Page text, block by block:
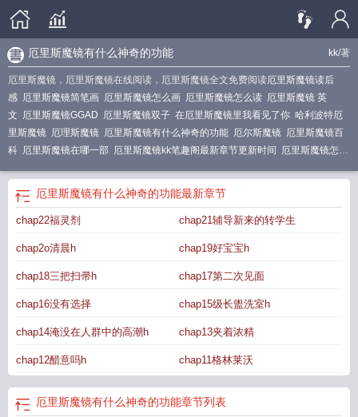
kk/著
厄里斯魔镜有什么神奇的功能
厄里斯魔镜，厄里斯魔镜在线阅读，厄里斯魔镜全文免费阅读厄里斯魔镜读后
感 厄里斯魔镜简笔画 厄里斯魔镜怎么画 厄里斯魔镜怎么读 厄里斯魔镜 英
文 厄里斯魔镜GGAD 厄里斯魔镜双子 在厄里斯魔镜里我看见了你 哈利波特厄
里斯魔镜 厄理斯魔镜 厄里斯魔镜有什么神奇的功能 厄尔斯魔镜 厄里斯魔镜百
科 厄里斯魔镜在哪一部 厄里斯魔镜kk笔趣阁最新章节更新时间 厄里斯魔镜怎么
厄里斯魔镜最像哪面镜子 厄里斯魔镜看到本人
镜 厄里斯魔镜的名字来源于哪个单字
么 最幸福的人在厄里斯魔镜里看到的是自己什么是厄里斯魔镜厄里斯魔镜所反
魔镜最后怎么样了
邓布利多厄里斯魔镜
布利多
厄里斯魔镜有什么神奇的功能最新章节
chap22福灵剂 chap21辅导新来的转学生
chap2o清晨h chap19好宝宝h
chap18三把扫帚h chap17第二次见面
chap16没有选择 chap15级长盥洗室h
chap14淹没在人群中的高潮h chap13夹着浓精
chap12醋意吗h chap11格林莱沃
厄里斯魔镜有什么神奇的功能章节列表